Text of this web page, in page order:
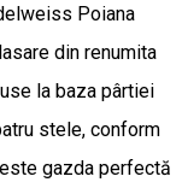
Poiana
din renumita
la baza pârtiei
stele, conform
gazda perfectă